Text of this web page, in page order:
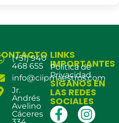
(+51) 940
468 655
info@ciipmaestros.com
Jr.
Andrés
Avelino
Cáceres
LINKS
IMPORTANTES
Política de
Privacidad
SÍGANOS EN
LAS REDES
SOCIALES